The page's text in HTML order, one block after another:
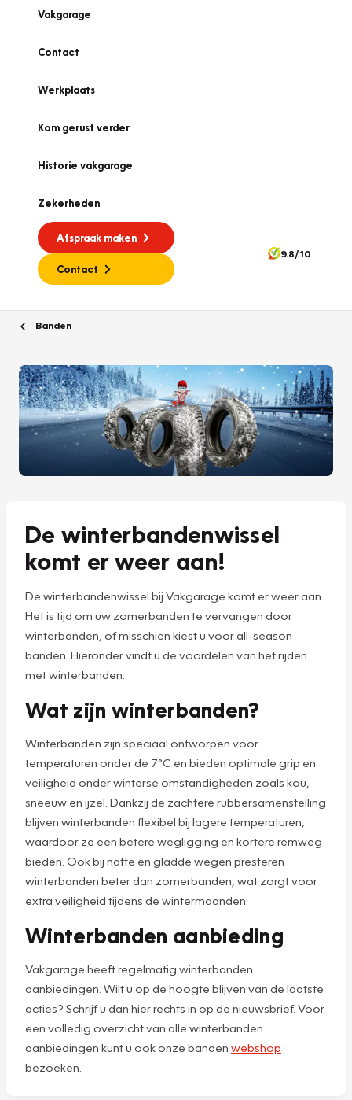
Vakgarage
Contact
Werkplaats
Kom gerust verder
Historie vakgarage
Zekerheden
Afspraak maken
Contact
9.8/10
Banden
De winterbandenwissel
komt er weer aan!
De winterbandenwissel bij Vakgarage komt er weer aan.
Het is tijd om uw zomerbanden te vervangen door
winterbanden, of misschien kiest u voor all-season
banden. Hieronder vindt u de voordelen van het rijden
met winterbanden.
Wat zijn winterbanden?
Winterbanden zijn speciaal ontworpen voor
temperaturen onder de 7°C en bieden optimale grip en
veiligheid onder winterse omstandigheden zoals kou,
sneeuw en ijzel. Dankzij de zachtere rubbersamenstelling
blijven winterbanden flexibel bij lagere temperaturen,
waardoor ze een betere wegligging en kortere remweg
bieden. Ook bij natte en gladde wegen presteren
winterbanden beter dan zomerbanden, wat zorgt voor
extra veiligheid tijdens de wintermaanden.
Winterbanden aanbieding
Vakgarage heeft regelmatig winterbanden
aanbiedingen. Wilt u op de hoogte blijven van de laatste
acties? Schrijf u dan hier rechts in op de nieuwsbrief. Voor
een volledig overzicht van alle winterbanden
aanbiedingen kunt u ook onze banden webshop
bezoeken.